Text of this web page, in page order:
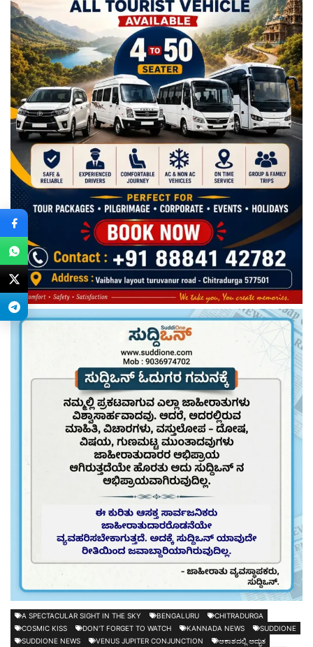
A SPECTACULAR SIGHT IN THE SKY BENGALURU
CHITRADURGA
COSMIC KISS
DON'T FORGET TO WATCH KANNADA NEWS
SUDDIONE
SUDDIONE NEWS
VENUS JUPITER CONJUNCTION
ಆಕಾಶದಲ್ಲಿ ಅದ್ಭುತ